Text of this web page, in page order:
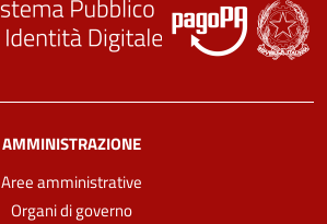
AMMINISTRAZIONE
Aree amministrative
Organi di governo